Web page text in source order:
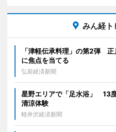
みん経ト
「津軽伝承料理」の第2弾
に焦点を当てる
弘前経済新聞
星野エリアで「足水浴」 13
清涼体験
軽井沢経済新聞